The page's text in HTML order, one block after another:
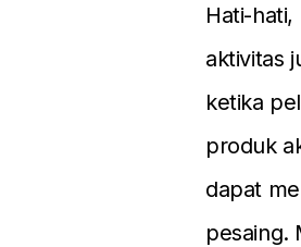
Hati-
aktivitas
ketika
produk
dapat
pesaing.